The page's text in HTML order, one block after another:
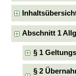
Abschnitt 1
§ 1
§ 2